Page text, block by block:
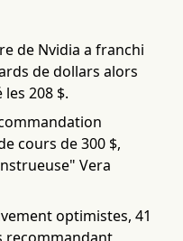
de Nvidia a franchi
de dollars alors
208 $.
cours de 300 $,
Vera
optimistes, 41